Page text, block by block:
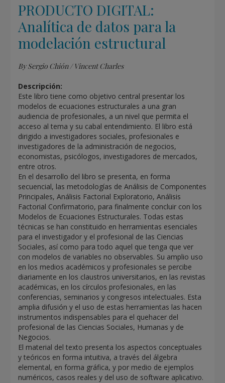
PRODUCTO DIGITAL:
Analítica de datos para la
modelación estructural
By Sergio Chión / Vincent Charles
Descripción:
Este libro tiene como objetivo central presentar los
modelos de ecuaciones estructurales a una gran
audiencia de profesionales, a un nivel que permita el
acceso al tema y su cabal entendimiento. El libro está
dirigido a investigadores sociales, profesionales e
investigadores de la administración de negocios,
economistas, psicólogos, investigadores de mercados,
entre otros.
En el desarrollo del libro se presenta, en forma
secuencial, las metodologías de Análisis de Componentes
Principales, Análisis Factorial Exploratorio, Análisis
Factorial Confirmatorio, para finalmente concluir con los
Modelos de Ecuaciones Estructurales. Todas estas
técnicas se han constituido en herramientas esenciales
para el investigador y el profesional de las Ciencias
Sociales, así como para todo aquel que tenga que ver
con modelos de variables no observables. Su amplio uso
en los medios académicos y profesionales se percibe
diariamente en los claustros universitarios, en las revistas
académicas, en los círculos profesionales, en las
conferencias, seminarios y congresos intelectuales. Esta
amplia difusión y el uso de estas herramientas las hacen
instrumentos indispensables para el quehacer del
profesional de las Ciencias Sociales, Humanas y de
Negocios.
El material del texto presenta los aspectos conceptuales
y teóricos en forma intuitiva, a través del álgebra
elemental, en forma gráfica, y por medio de ejemplos
numéricos, casos reales y del uso de software aplicativo.